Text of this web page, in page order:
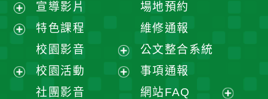
展
單
選
宣導影片
特色課程
校園影音
展
開
校園活動
社團影音
場地預約
維修通報
公文整合系統
事項通報
網站FAQ